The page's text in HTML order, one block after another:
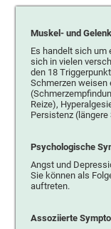
Muskel- und
Es handelt sich um
sich in vielen
den 18
Schmerzen weisen
Reize),
Persistenz
Psychologische
Angst und
Sie können als
auftreten.
Assoziierte